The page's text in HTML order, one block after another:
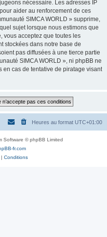
nécessaire. Les adresses IP
aider au renforcement de ces
SIMCA WORLD » supprime,
sujet lorsque nous estimons que
vous acceptez que toutes les
stockées dans notre base de
pas diffusées à une tierce partie
SIMCA WORLD », ni phpBB ne
en cas de tentative de piratage visant
Heures au format UTC+01:00
Software © phpBB Limited
fr.com
| Conditions